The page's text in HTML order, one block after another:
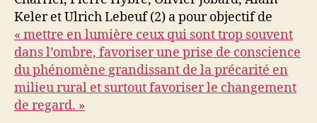
Keler et Ulrich Lebeuf (2) a pour objectif de
« mettre en lumière ceux qui sont trop souvent
dans l’ombre, favoriser une prise de conscience
du phénomène grandissant de la précarité en
milieu rural et surtout favoriser le changement
de regard. »